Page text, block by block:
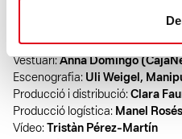
Lluís Casahuga
Col·laboració musical:Clara
Vestuari: Anna Domingo
Escenografia: Uli Weigel,
Producció i distribució: Clara
Producció logística: Manel Rosés
Vídeo:
Tristàn Pérez-Martín